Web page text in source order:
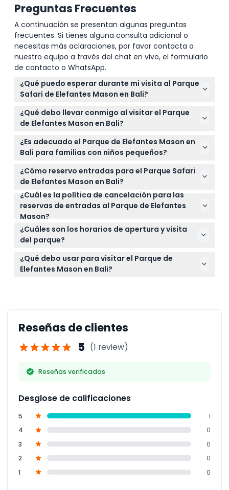
Preguntas Frecuentes
A continuación se presentan algunas preguntas
frecuentes. Si tienes alguna consulta adicional o
necesitas más aclaraciones, por favor contacta a
nuestro equipo a través del chat en vivo, el formulario
de contacto o WhatsApp.
¿Qué puedo esperar durante mi visita al Parque
Safari de Elefantes Mason en Bali?
Puedes disfrutar de experiencias prácticas como
alimentar, bañar y caminar junto a elefantes de
mientras apoyas esfuerzos de conservación.
¿Qué debo llevar conmigo al visitar el Parque
de Elefantes Mason en Bali?
Asegúrate de llevar un sombrero, protección solar,
repelente de insectos, ropa de baño y un cambio
de ropa para mantenerte cómodo durante tu
visita.
¿Es adecuado el Parque de Elefantes Mason en
Bali para familias con niños pequeños?
Los niños menores de 5 años requieren un boleto
infantil para ciertas actividades y los bebés no
verifica las restricciones de edad al reservar en
línea.
¿Cómo reservo entradas para el Parque Safari
de Elefantes Mason en Bali?
Puedes reservar tus entradas de forma segura en
línea aquí mismo en este sitio web, donde también
puedes consultar disponibilidad y elegir entre
diversas experiencias con elefantes.
¿Cuál es la política de cancelación para las
reservas de entradas al Parque de Elefantes
Mason?
Las entradas no son reembolsables y no se pueden
cancelar, así que asegúrate de que tus planes
estén confirmados antes de reservar.
¿Cuáles son los horarios de apertura y visita
del parque?
El parque está abierto todos los días de 8:00 a.m. a
6:00 p.m. con sesiones de experiencia desde las
¿Qué debo usar para visitar el Parque de
Elefantes Mason en Bali?
Reseñas de clientes
5 (1 review)
Reseñas verificadas
Desglose de calificaciones
5
1
4
0
3
0
2
0
1
0